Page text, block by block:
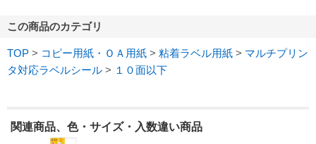
この商品のカテゴリ
TOP > コピー用紙・ＯＡ用紙 > 粘着ラベル用紙 > マルチプリン
タ対応ラベルシール > １０面以下
関連商品、色・サイズ・入数違い商品